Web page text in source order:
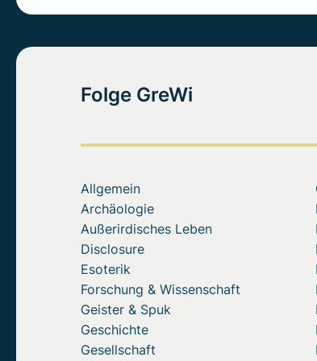
Folge GreWi
Allgemein
Archäologie
Außerirdisches Leben
Disclosure
Esoterik
Forschung & Wissenschaft
Geister & Spuk
Geschichte
Gesellschaft